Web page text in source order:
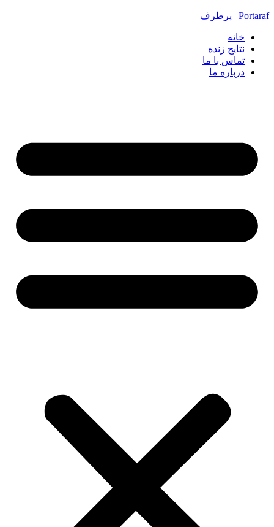
Portaraf | پرطرف
خانه
نتایج زنده
تماس با ما
درباره ما